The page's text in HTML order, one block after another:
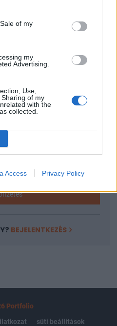
of my
my
Advertising.
Use,
of my
with the
collected.
Access Privacy Policy
alap egyik korábbi vezetője,
a "hogyan vezessünk hedge
hírarchívumához
előfizetéses
tartalmazza:
2 év napon belüli
BEJELENTKEZÉS
Portfolio
süti beállítások